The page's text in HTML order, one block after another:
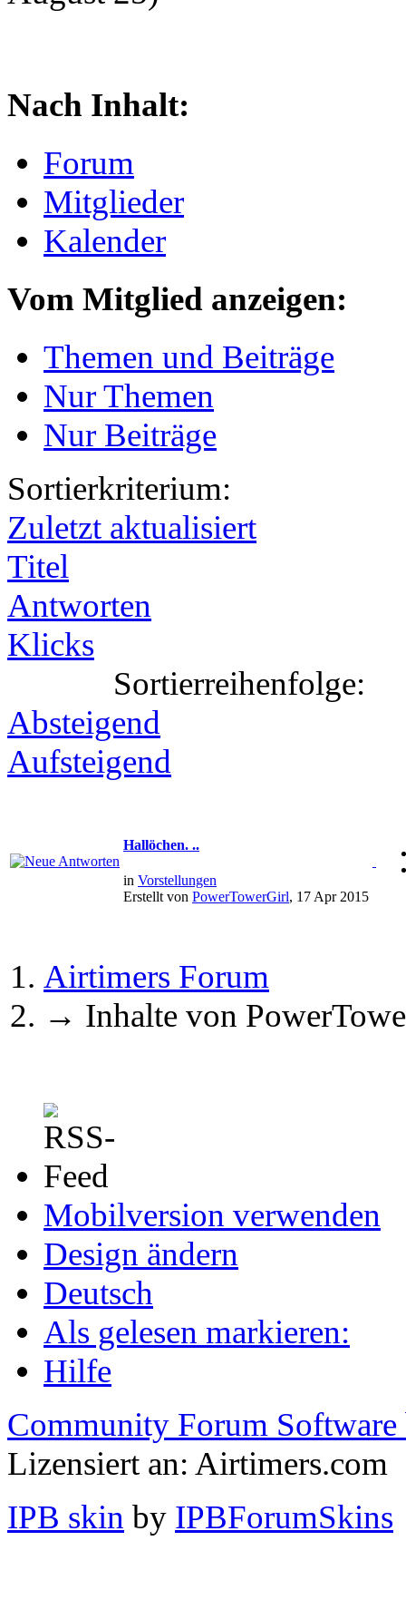
Nach Inhalt:
Forum
Mitglieder
Kalender
Vom Mitglied anzeigen:
Themen und Beiträge
Nur Themen
Nur Beiträge
Sortierkriterium:
Zuletzt aktualisiert
Titel
Antworten
Klicks
Sortierreihenfolge:
Absteigend
Aufsteigend
Hallöchen. ..
in Vorstellungen
Erstellt von PowerTowerGirl, 17 Apr 2015
Airtimers Forum
→ Inhalte von
Mobilversion verwenden
Design ändern
Deutsch
Als gelesen markieren:
Hilfe
Community Forum Software
Lizensiert an: Airtimers.com
IPB skin by IPBForumSkins